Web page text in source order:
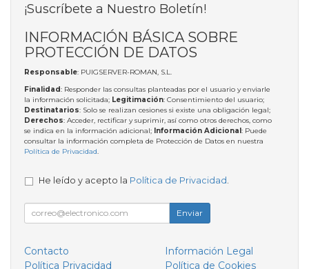
¡Suscríbete a Nuestro Boletín!
INFORMACIÓN BÁSICA SOBRE
PROTECCIÓN DE DATOS
Responsable: PUIGSERVER-ROMAN, S.L.
Finalidad: Responder las consultas planteadas por el usuario y enviarle
la información solicitada; Legitimación: Consentimiento del usuario;
Destinatarios: Solo se realizan cesiones si existe una obligación legal;
Derechos: Acceder, rectificar y suprimir, así como otros derechos, como
se indica en la información adicional; Información Adicional: Puede
consultar la información completa de Protección de Datos en nuestra
Política de Privacidad.
He leído y acepto la Política de Privacidad
Enviar
Contacto
Información Legal
Política Privacidad
Política de Cookies